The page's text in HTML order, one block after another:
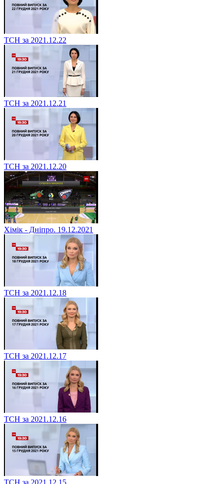
ТСН за 2021.12.22
ТСН за 2021.12.21
ТСН за 2021.12.20
Хімік - Дніпро. 19.12.2021
ТСН за 2021.12.18
ТСН за 2021.12.17
ТСН за 2021.12.16
ТСН за 2021.12.15